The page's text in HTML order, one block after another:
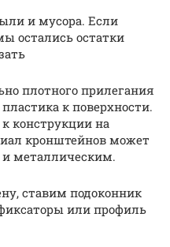
и мусора. Если
остались остатки
плотного прилегания
к поверхности.
конструкции на
кронштейнов может
металлическим.
ставим подоконник
или профиль